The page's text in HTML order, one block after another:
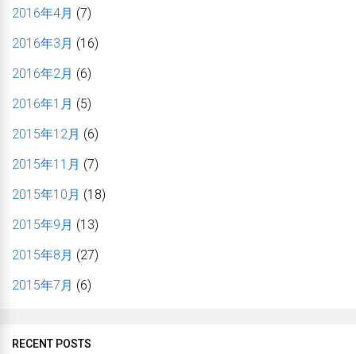
2016年4月 (7)
2016年3月 (16)
2016年2月 (6)
2016年1月 (5)
2015年12月 (6)
2015年11月 (7)
2015年10月 (18)
2015年9月 (13)
2015年8月 (27)
2015年7月 (6)
RECENT POSTS